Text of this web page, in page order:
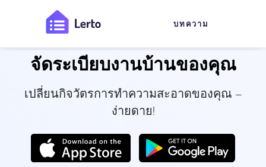
บทความ
จัดระเบียบงานบ้านของคุณ
เปลี่ยนกิจวัตรการทำความสะอาดของคุณ –
ง่ายดาย!